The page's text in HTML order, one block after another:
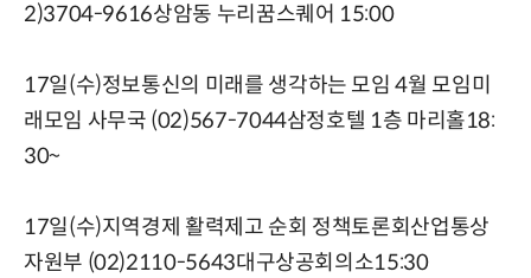
2)3704-9616상암동 누리꿈스퀘어 15:00
17일(수)정보통신의 미래를 생각하는 모임 4월 모임미
래모임 사무국 (02)567-7044삼정호텔 1층 마리홀18:
30~
17일(수)지역경제 활력제고 순회 정책토론회산업통상
자원부 (02)2110-5643대구상공회의소15:30